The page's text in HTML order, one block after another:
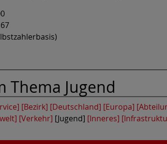
Thema Jugend
[Bezirk] [Deutschland] [Europa]
[Verkehr] [Jugend] [Inneres]